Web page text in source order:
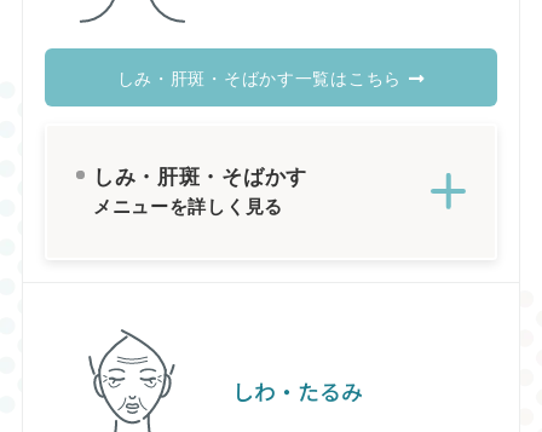
しみ・肝斑・そばかす一覧はこちら
しみ・肝斑・そばかす
メニューを詳しく見る
しわ・たるみ